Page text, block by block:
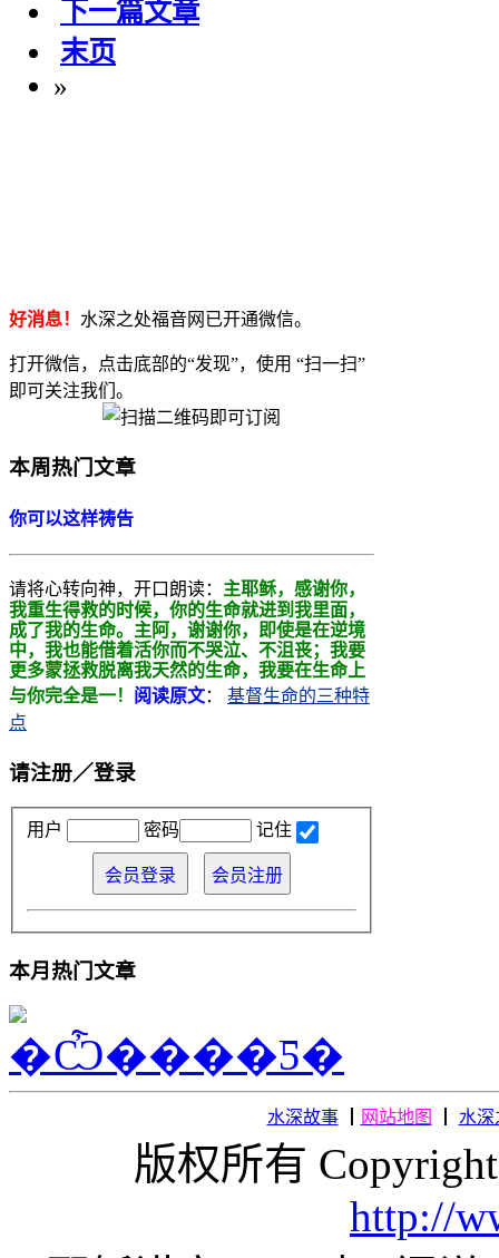
下一篇文章
末页
»
好消息！ 水深之处福音网已开通微信。
打开微信，点击底部的“发现”，使用 “扫一扫”
即可关注我们。
本周热门文章
你可以这样祷告
请将心转向神，开口朗读： 主耶稣，感谢你，
我重生得救的时候，你的生命就进到我里面，
成了我的生命。主阿， 谢谢你，即使是在逆境
中，我也能借着活你而不哭泣、不沮丧；我要
更多蒙拯救脱离我天然的生命，我要在生命上
与你完全是一！ 阅读原文：
基督生命的三种特
点
请注册／登录
用户 密码 记住
本月热门文章
水深故事┃ 网站地图 水深
版权所有
http://